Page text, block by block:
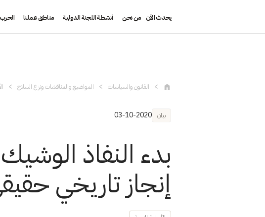
يحدث الآن من نحن أنشطة اللجنة الدولية مناطق عملنا
القانون والسياسات المواضيع والمناقشات ونزع السلاح
بيان 03-10-2020
بدء النفاذ
إنجاز تاريخي